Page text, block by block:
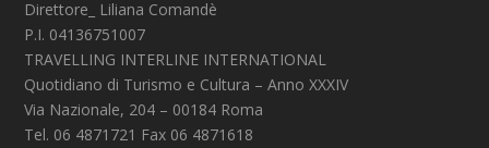
Direttore_ Liliana Comandè
P.I. 04136751007
TRAVELLING INTERLINE INTERNATIONAL
Quotidiano di Turismo e Cultura – Anno XXXIV
Via Nazionale, 204 – 00184 Roma
Tel. 06 4871721 Fax 06 4871618